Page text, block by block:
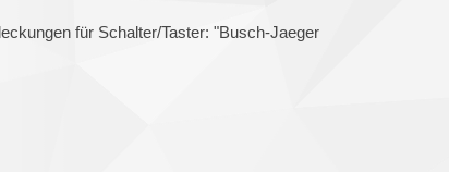
für Schalter/Taster: "Busch-Jaeger